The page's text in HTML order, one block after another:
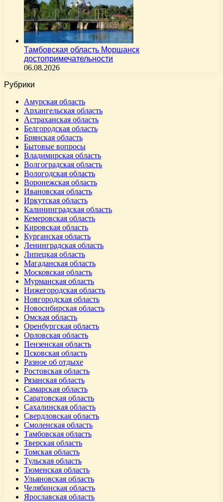
Тамбовская область Моршанск
достопримечательности
06.08.2026
Рубрики
Амурская область
Архангельская область
Астраханская область
Белгородская область
Брянская область
Бытовые вопросы
Владимирская область
Волгоградская область
Вологодская область
Воронежская область
Ивановская область
Иркутская область
Калининградская область
Кемеровская область
Кировская область
Курганская область
Ленинградская область
Липецкая область
Магаданская область
Московская область
Мурманская область
Нижегородская область
Новгородская область
Новосибирская область
Омская область
Оренбургская область
Орловская область
Пензенская область
Псковская область
Разное об отдыхе
Ростовская область
Рязанская область
Самарская область
Саратовская область
Сахалинская область
Свердловская область
Смоленская область
Тамбовская область
Тверская область
Томская область
Тульская область
Тюменская область
Ульяновская область
Челябинская область
Ярославская область